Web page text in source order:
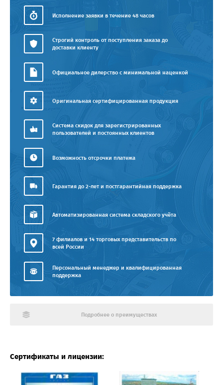
Исполнение заявки в течение 48 часов
Строгий контроль от поступления заказа до
доставки клиенту
Официальное дилерство с минимальной наценкой
Оригинальная сертифицированная продукция
Система скидок для зарегистрированных
пользователей и постоянных клиентов
Возможность отсрочки платежа
Гарантия до 2-лет и постгарантийная поддержка
Автоматизированная система складского учёта
7 филиалов и 14 торговых представительств по
всей России
Персональный менеджер и квалифицированная
поддержка
Подробнее о преимуществах
Сертификаты и лицензии: